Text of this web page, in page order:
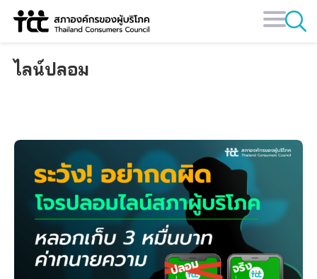
Skip
ไลน์ปลอม